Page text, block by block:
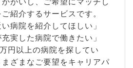
紹介するサービスです。
い病院を紹介してほしい」
充実した病院で働きたい」
円以上の病院を探してい
ざまなご要望をキャリアパ